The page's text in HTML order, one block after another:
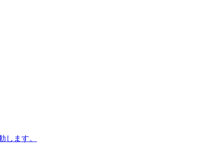
します。